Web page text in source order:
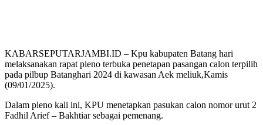
KABARSEPUTARJAMBI.ID – Kpu kabupaten Batang hari
melaksanakan rapat pleno terbuka penetapan pasangan calon terpilih
pada pilbup Batanghari 2024 di kawasan Aek meliuk,Kamis
(09/01/2025).
Dalam pleno kali ini, KPU menetapkan pasukan calon nomor urut 2
Fadhil Arief – Bakhtiar sebagai pemenang.